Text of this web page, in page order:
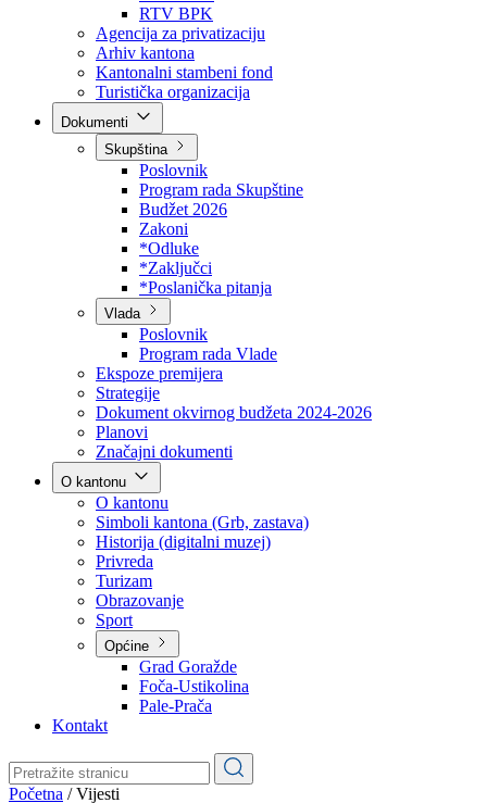
Direkcija za šumarstvo
Javna preduzeća
BPK šume
RTV BPK
Agencija za privatizaciju
Arhiv kantona
Kantonalni stambeni fond
Turistička organizacija
Skupština
Poslovnik
Program rada Skupštine
Budžet 2026
Zakoni
*Odluke
*Zaključci
*Poslanička pitanja
Vlada
Poslovnik
Program rada Vlade
Ekspoze premijera
Strategije
Dokument okvirnog budžeta 2024-2026
Planovi
Značajni dokumenti
O kantonu
O kantonu
Simboli kantona (Grb, zastava)
Historija (digitalni muzej)
Privreda
Turizam
Obrazovanje
Općine
Pale-Prača
Kontakt